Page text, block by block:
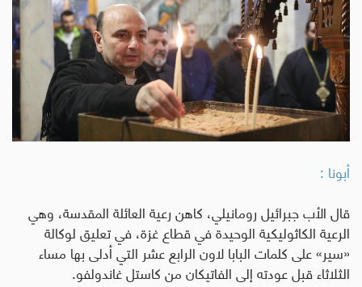
أبونا :
قال الأب جبرائيل رومانيلي، كاهن رعية العائلة المقدسة، وهي
الرعية الكاثوليكية الوحيدة في قطاع غزة، في تعليق لوكالة
«سير» على كلمات البابا لاون الرابع عشر التي أدلى بها مساء
الثلاثاء قبل عودته إلى الفاتيكان من كاستل غاندولفو.